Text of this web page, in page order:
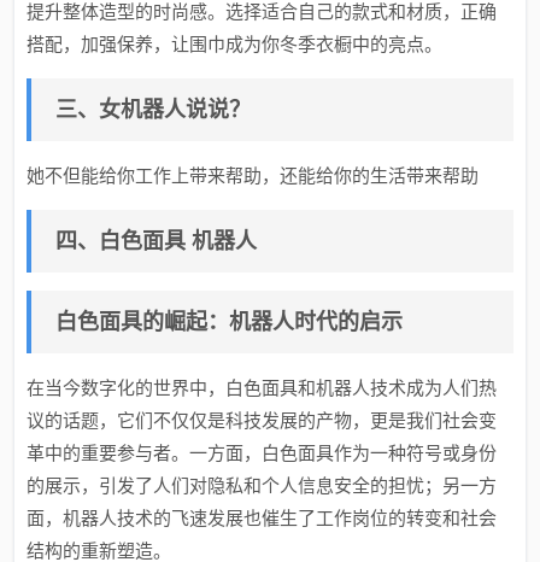
提升整体造型的时尚感。选择适合自己的款式和材质，正确
搭配，加强保养，让围巾成为你冬季衣橱中的亮点。
三、女机器人说说？
她不但能给你工作上带来帮助，还能给你的生活带来帮助
四、白色面具 机器人
白色面具的崛起：机器人时代的启示
在当今数字化的世界中，白色面具和机器人技术成为人们热
议的话题，它们不仅仅是科技发展的产物，更是我们社会变
革中的重要参与者。一方面，白色面具作为一种符号或身份
的展示，引发了人们对隐私和个人信息安全的担忧；另一方
面，机器人技术的飞速发展也催生了工作岗位的转变和社会
结构的重新塑造。